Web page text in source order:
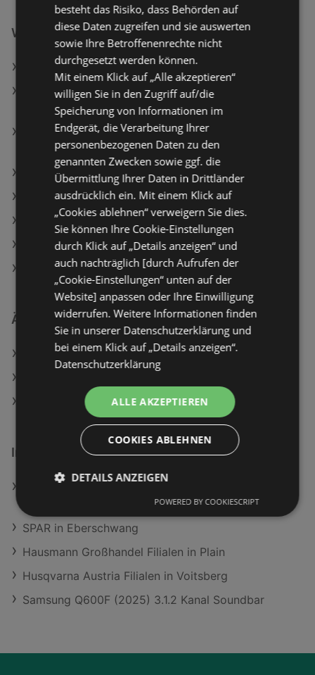
Weiterführende Links
MAYBELLINE NEW YORK Concealer Lifter 50
essence Concealer Hydrating Longwear Silky Blur
NYX PROFESSIONAL MAKEUP Lipgloss Jelly Job 14
Cherry Jelly
BIPA Angebote
Müller Angebote
Aktuelle Müller Flugblätter
Aktuelle dm Flugblätter
Aktuelle BIPA Flugblätter
Ähnliche Händler
dm Angebote
Müller Angebote
Interessantes auf wogibtswas.at
CORSAIR K55 CORE Gaming Tastatur, 10-Zonen
RGB, qwertz, USB-A, Schwarz
SPAR in Eberschwang
Hausmann Großhandel Filialen in Plain
Husqvarna Austria Filialen in Voitsberg
Samsung Q600F (2025) 3.1.2 Kanal Soundbar
besteht das Risiko, dass Behörden auf
diese Daten zugreifen und sie auswerten
sowie Ihre Betroffenenrechte nicht
durchgesetzt werden können.
Mit einem Klick auf „Alle akzeptieren“
willigen Sie in den Zugriff auf/die
Speicherung von Informationen im
Endgerät, die Verarbeitung Ihrer
personenbezogenen Daten zu den
genannten Zwecken sowie ggf. die
Übermittlung Ihrer Daten in Drittländer
ausdrücklich ein. Mit einem Klick auf
„Cookies ablehnen“ verweigern Sie dies.
Sie können Ihre Cookie-Einstellungen
durch Klick auf „Details anzeigen“ und
auch nachträglich [durch Aufrufen der
„Cookie-Einstellungen“ unten auf der
Website] anpassen oder Ihre Einwilligung
widerrufen. Weitere Informationen finden
Sie in unserer Datenschutzerklärung und
bei einem Klick auf „Details anzeigen“.
Datenschutzerklärung
ALLE AKZEPTIEREN
COOKIES ABLEHNEN
DETAILS ANZEIGEN
POWERED BY COOKIESCRIPT